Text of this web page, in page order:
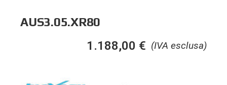
AUS3.05.XR80
(IVA esclusa)
1.188,00 €